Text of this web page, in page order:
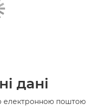
дані
електронною поштою